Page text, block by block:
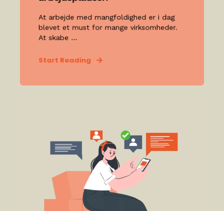
At arbejde med mangfoldighed er i dag
blevet et must for mange virksomheder.
At skabe ...
Start Reading